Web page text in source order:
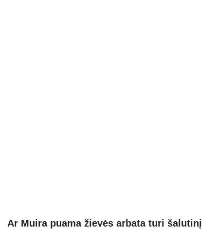
Ar Muira puama žievės arbata turi šalutinį